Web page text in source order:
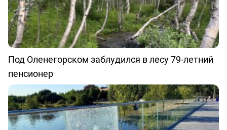
Под Оленегорском заблудился в лесу 79-летний
пенсионер